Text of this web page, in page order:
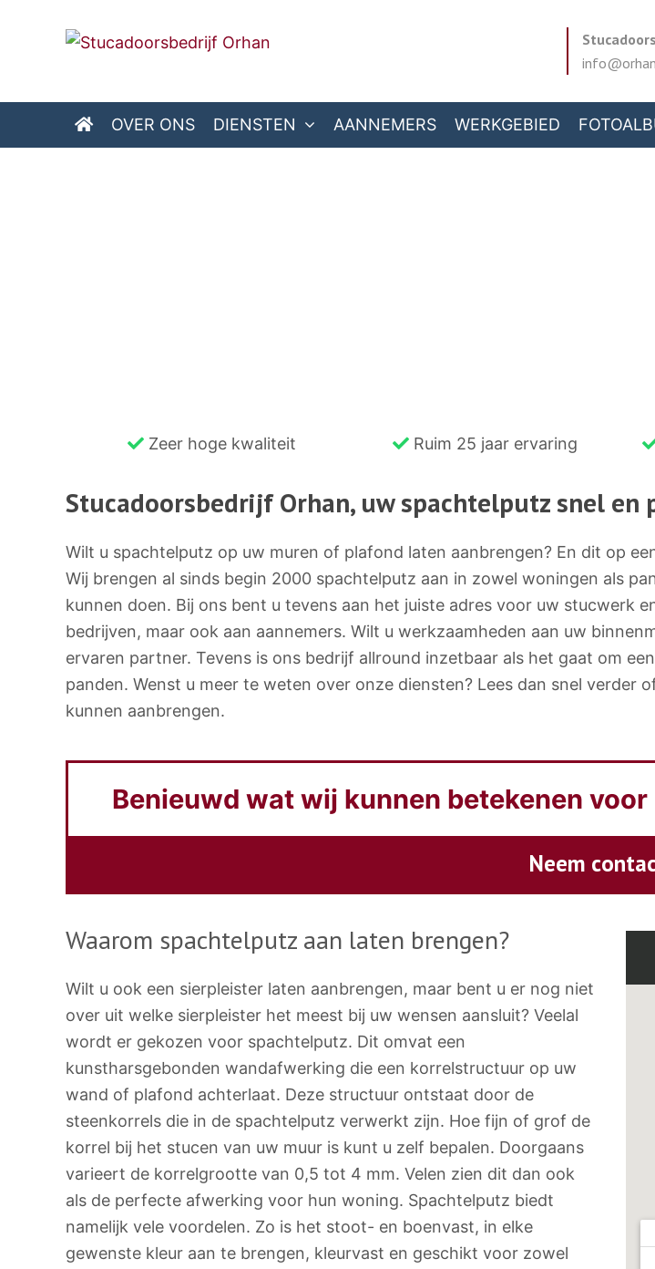
OVER ONS DIENSTEN AANNEMERS WERKGEBIED
Zeer hoge kwaliteit Ruim 25 jaar ervaring
Stucadoorsbedrijf Orhan, uw spachtelputz snel en
Wilt u spachtelputz op uw muren of plafond laten aanbrengen? En dit op
Wij brengen al sinds begin 2000 spachtelputz aan in zowel woningen als
kunnen doen. Bij ons bent u tevens aan het juiste adres voor uw stucwerk
bedrijven, maar ook aan aannemers. Wilt u werkzaamheden aan uw
ervaren partner. Tevens is ons bedrijf allround inzetbaar als het gaat om
panden. Wenst u meer te weten over onze diensten? Lees dan snel
kunnen aanbrengen.
Benieuwd wat wij kunnen betekenen
Neem
Waarom spachtelputz aan laten brengen?
Wilt u ook een sierpleister laten aanbrengen, maar bent u er nog niet
over uit welke sierpleister het meest bij uw wensen aansluit? Veelal
wordt er gekozen voor spachtelputz. Dit omvat een
kunstharsgebonden wandafwerking die een korrelstructuur op uw
wand of plafond achterlaat. Deze structuur ontstaat door de
steenkorrels die in de spachtelputz verwerkt zijn. Hoe fijn of grof de
korrel bij het stucen van uw muur is kunt u zelf bepalen. Doorgaans
varieert de korrelgrootte van 0,5 tot 4 mm. Velen zien dit dan ook
als de perfecte afwerking voor hun woning. Spachtelputz biedt
namelijk vele voordelen. Zo is het stoot- en boenvast, in elke
gewenste kleur aan te brengen, kleurvast en geschikt voor zowel